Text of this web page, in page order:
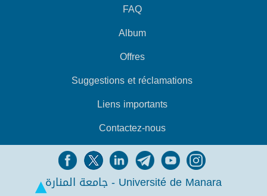
FAQ
Album
Offres
Suggestions et réclamations
Liens importants
Contactez-nous
جامعة المنارة - Université de Manara